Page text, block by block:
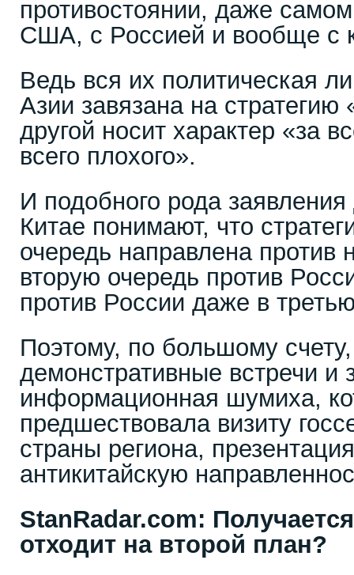
противостоянии, даже
США, с Россией и вообще с
Ведь вся их политическая
Азии завязана на
другой носит характер «за
всего плохого».
И подобного рода
Китае понимают, что
очередь направлена против
вторую очередь против
против России даже в
Поэтому, по большому
демонстративные встречи и
информационная шумиха,
предшествовала визиту
страны региона,
антикитайскую
StanRadar.com:
отходит на второй план?